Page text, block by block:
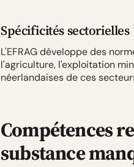
Spécificités sectorielles
L'EFRAG développe des
l'agriculture, l'exploitation
néerlandaises de ces
Compétences
substance